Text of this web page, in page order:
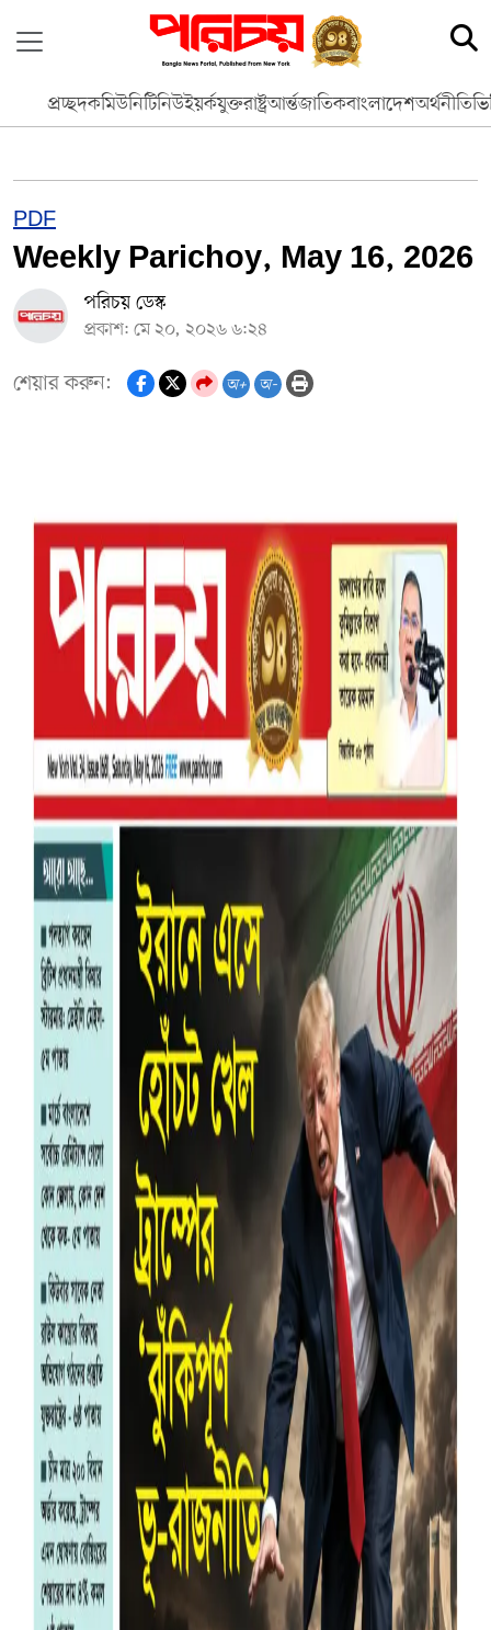
প্রচ্ছদকমিউনিটিনিউইয়র্কযুক্তরাষ্ট্রআর্ন্তজাতিকবাংলাদেশঅর্থনীতি
PDF
Weekly Parichoy, May 16, 2026
পরিচয় ডেস্ক
প্রকাশ: মে ২০, ২০২৬ ৬:২৪
শেয়ার করুন: অ+ অ-